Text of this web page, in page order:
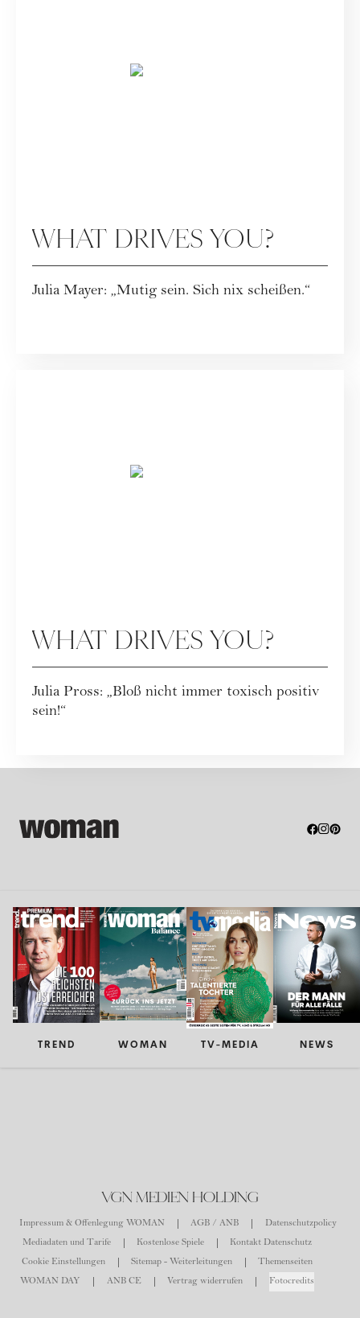
WHAT DRIVES YOU?
Julia Mayer: „Mutig sein. Sich nix scheißen.“
WHAT DRIVES YOU?
Julia Pross: „Bloß nicht immer toxisch positiv
sein!“
TREND WOMAN TV-MEDIA NEWS
VGN MEDIEN HOLDING
Impressum & Offenlegung WOMAN AGB / ANB
Datenschutzpolicy
Mediadaten und Tarife
Kostenlose Spiele
Kontakt Datenschutz
Cookie Einstellungen
Sitemap - Weiterleitungen
Themenseiten
WOMAN DAY
ANB CE Vertrag widerrufen Fotocredits